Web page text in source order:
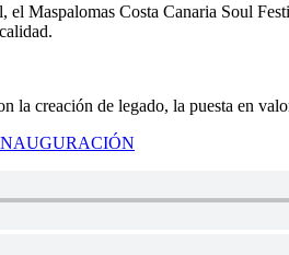
el Maspalomas Costa Canaria Soul
la creación de legado, la puesta en